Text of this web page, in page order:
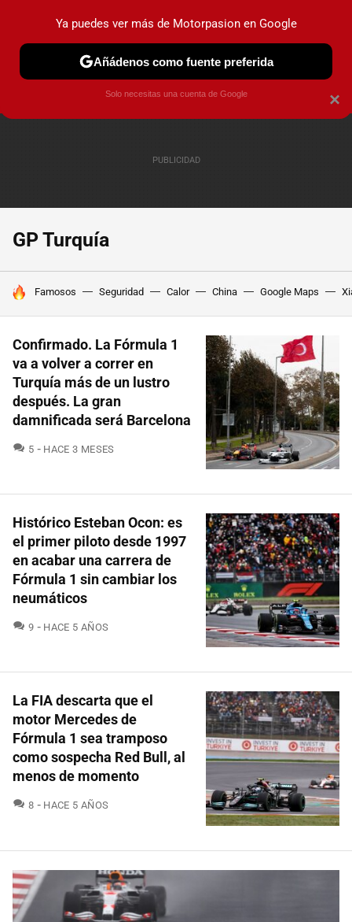
PRUEBAS COCHES ELÉCTRICOS OBSERVATORIO
GP Turquía
HOY SE HABLA DE
Famosos Seguridad Calor China Google Maps
Confirmado. La Fórmula 1
va a volver a correr en
Turquía más de un lustro
después. La gran
damnificada será Barcelona
5 COMENTARIOS
HACE 3 MESES
Histórico Esteban Ocon: es
el primer piloto desde 1997
en acabar una carrera de
Fórmula 1 sin cambiar los
neumáticos
9 COMENTARIOS
HACE 5 AÑOS
La FIA descarta que el
motor Mercedes de
Fórmula 1 sea tramposo
como sospecha Red Bull, al
menos de momento
8 COMENTARIOS
HACE 5 AÑOS
×
Ya puedes ver más de Motorpasion en Google
Añádenos como fuente preferida
Solo necesitas una cuenta de Google